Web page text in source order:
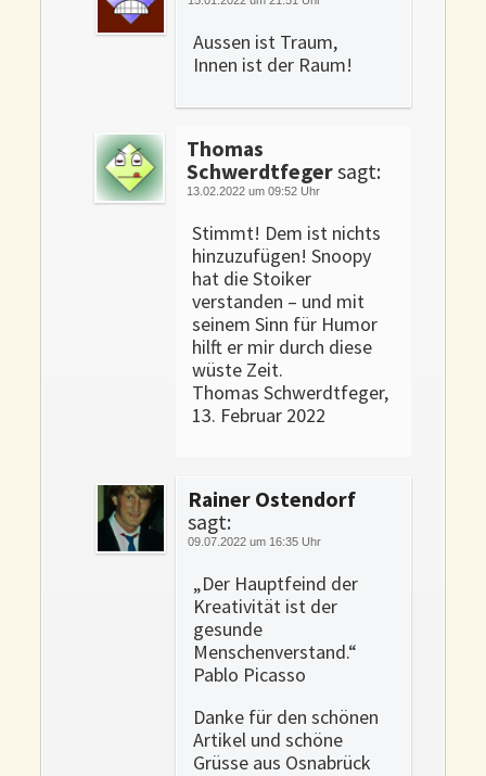
Aussen ist Traum,
Innen ist der Raum!
Thomas
Schwerdtfegersagt:
13.02.2022 um 09:52 Uhr
Stimmt! Dem ist nichts
hinzuzufügen! Snoopy
hat die Stoiker
verstanden – und mit
seinem Sinn für Humor
hilft er mir durch diese
wüste Zeit.
Thomas Schwerdtfeger,
13. Februar 2022
Rainer Ostendorf
sagt:
09.07.2022 um 16:35 Uhr
„Der Hauptfeind der
Kreativität ist der
gesunde
Menschenverstand.“
Pablo Picasso
Danke für den schönen
Artikel und schöne
Grüsse aus Osnabrück